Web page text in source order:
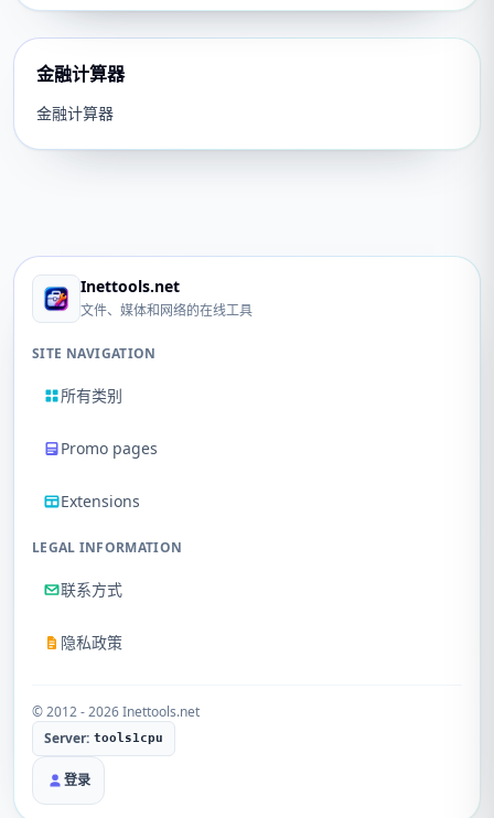
金融计算器
金融计算器
Inettools.net
文件、媒体和网络的在线工具
SITE NAVIGATION
所有类别
Promo pages
Extensions
LEGAL INFORMATION
联系方式
隐私政策
© 2012 - 2026 Inettools.net
Server: tools1cpu
登录